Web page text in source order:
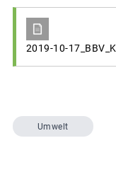
2019-10-
Umwelt